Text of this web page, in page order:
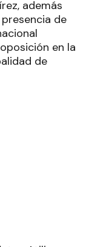
de
en la
de